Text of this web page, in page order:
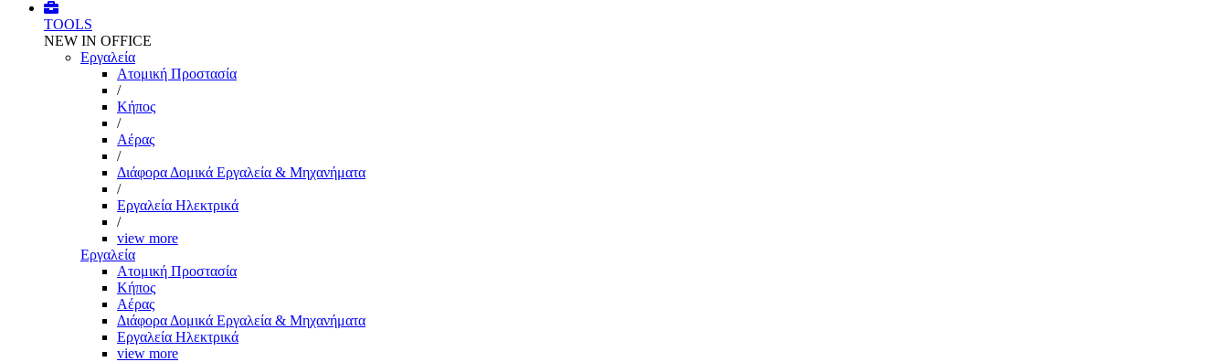
TOOLS
NEW IN OFFICE
Εργαλεία
Aτομική Προστασία
/
Kήπος
/
Αέρας
/
Διάφορα Δομικά Εργαλεία & Μηχανήματα
/
Εργαλεία Ηλεκτρικά
/
view more
Εργαλεία
Aτομική Προστασία
Kήπος
Αέρας
Διάφορα Δομικά Εργαλεία & Μηχανήματα
Εργαλεία Ηλεκτρικά
view more